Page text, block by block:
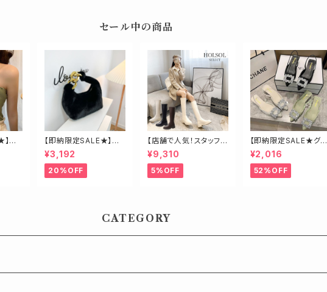
セール中の商品
ク
【即納限定SALE★】エ
コファービッグチェーン
バッグ
¥3,192
20%OFF
【店舗で人気！スタッフも
オススメ】ゴールド金具
ロングブーツ
¥9,310
5%OFF
【即納限定SALE★グリ
ーン23.5】ビジューミュ
ール
¥2,016
52%OFF
CATEGORY